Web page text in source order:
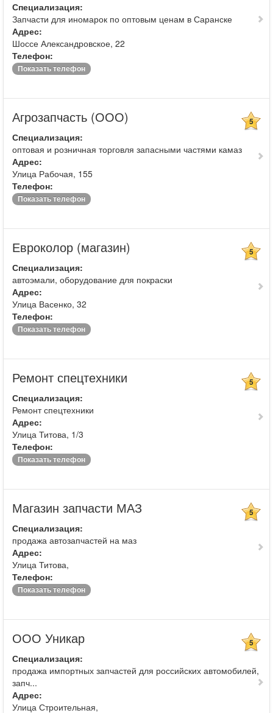
Специализация:
Запчасти для иномарок по оптовым ценам в Саранске
Адрес:
Шоссе Александровское, 22
Телефон:
Показать телефон
Агрозапчасть (ООО) 5
Специализация:
оптовая и розничная торговля запасными частями камаз
Адрес:
Улица Рабочая, 155
Телефон:
Показать телефон
Евроколор (магазин) 5
Специализация:
автоэмали, оборудование для покраски
Адрес:
Улица Васенко, 32
Телефон:
Показать телефон
Ремонт спецтехники 5
Специализация:
Ремонт спецтехники
Адрес:
Улица Титова, 1/3
Телефон:
Показать телефон
Магазин запчасти МАЗ 5
Специализация:
продажа автозапчастей на маз
Адрес:
Улица Титова,
Телефон:
Показать телефон
ООО Уникар 5
Специализация:
продажа импортных запчастей для российских автомобилей,
запч...
Адрес:
Улица Строительная,